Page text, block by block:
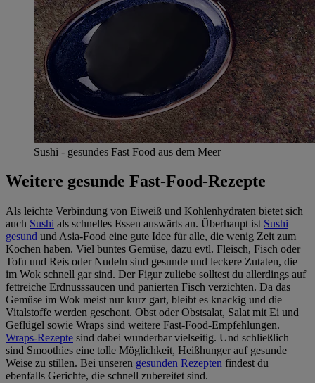
Sushi - gesundes Fast Food aus dem Meer
Weitere gesunde Fast-Food-Rezepte
Als leichte Verbindung von Eiweiß und Kohlenhydraten bietet sich
auch Sushi als schnelles Essen auswärts an. Überhaupt ist Sushi
gesund und Asia-Food eine gute Idee für alle, die wenig Zeit zum
Kochen haben. Viel buntes Gemüse, dazu evtl. Fleisch, Fisch oder
Tofu und Reis oder Nudeln sind gesunde und leckere Zutaten, die
im Wok schnell gar sind. Der Figur zuliebe solltest du allerdings auf
fettreiche Erdnusssaucen und panierten Fisch verzichten. Da das
Gemüse im Wok meist nur kurz gart, bleibt es knackig und die
Vitalstoffe werden geschont. Obst oder Obstsalat, Salat mit Ei und
Geflügel sowie Wraps sind weitere Fast-Food-Empfehlungen.
Wraps-Rezepte sind dabei wunderbar vielseitig. Und schließlich
sind Smoothies eine tolle Möglichkeit, Heißhunger auf gesunde
Weise zu stillen. Bei unseren gesunden Rezepten findest du
ebenfalls Gerichte, die schnell zubereitet sind.